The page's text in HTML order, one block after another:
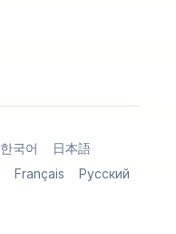
한국어
日本語
Français
Русский